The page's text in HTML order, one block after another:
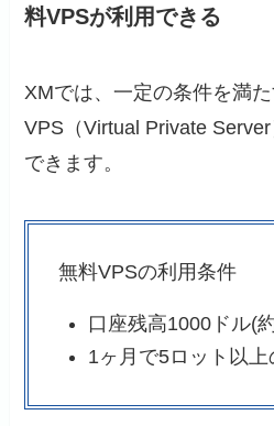
料VPSが利用できる
XMでは、一定の条件を満
VPS（Virtual Private
できます。
無料VPSの利用条件
口座残高1000ドル(
1ヶ月で5ロット以上